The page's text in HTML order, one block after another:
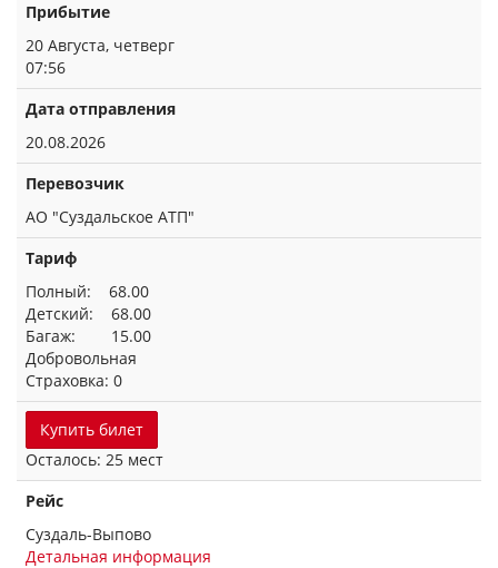
Прибытие
20 Августа, четверг
07:56
Дата отправления
20.08.2026
Перевозчик
АО "Суздальское АТП"
Тариф
Полный: 68.00
Детский: 68.00
Багаж: 15.00
Добровольная
Страховка: 0
Купить билет
Осталось: 25 мест
Рейс
Суздаль-Выпово
Детальная информация